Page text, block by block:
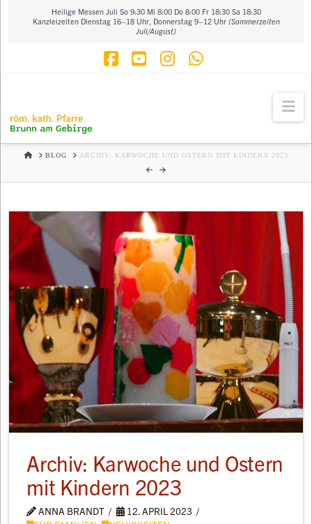
Heilige Messen Juli So 9:30 Mi 8:00 Do 8:00 Fr 18:30 Sa 18:30
Kanzleizeiten Dienstag 16–18 Uhr, Donnerstag 9–12 Uhr (Sommerzeiten
Juli/August)
HOMEBLOG ARCHIV: KARWOCHE UND OSTERN MIT KINDERN 2023
Archiv: Karwoche und Ostern
mit Kindern 2023
ANNA BRANDT
12. APRIL 2023